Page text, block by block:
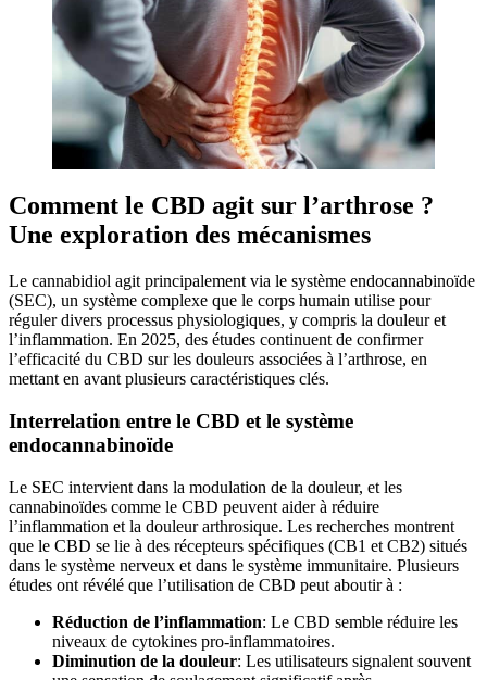
Comment le CBD agit sur l’arthrose ?
Une exploration des mécanismes
Le cannabidiol agit principalement via le système endocannabinoïde
(SEC), un système complexe que le corps humain utilise pour
réguler divers processus physiologiques, y compris la douleur et
l’inflammation. En 2025, des études continuent de confirmer
l’efficacité du CBD sur les douleurs associées à l’arthrose, en
mettant en avant plusieurs caractéristiques clés.
Interrelation entre le CBD et le système
endocannabinoïde
Le SEC intervient dans la modulation de la douleur, et les
cannabinoïdes comme le CBD peuvent aider à réduire
l’inflammation et la douleur arthrosique. Les recherches montrent
que le CBD se lie à des récepteurs spécifiques (CB1 et CB2) situés
dans le système nerveux et dans le système immunitaire. Plusieurs
études ont révélé que l’utilisation de CBD peut aboutir à :
Réduction de l’inflammation: Le CBD semble réduire les
niveaux de cytokines pro-inflammatoires.
Diminution de la douleur: Les utilisateurs signalent souvent